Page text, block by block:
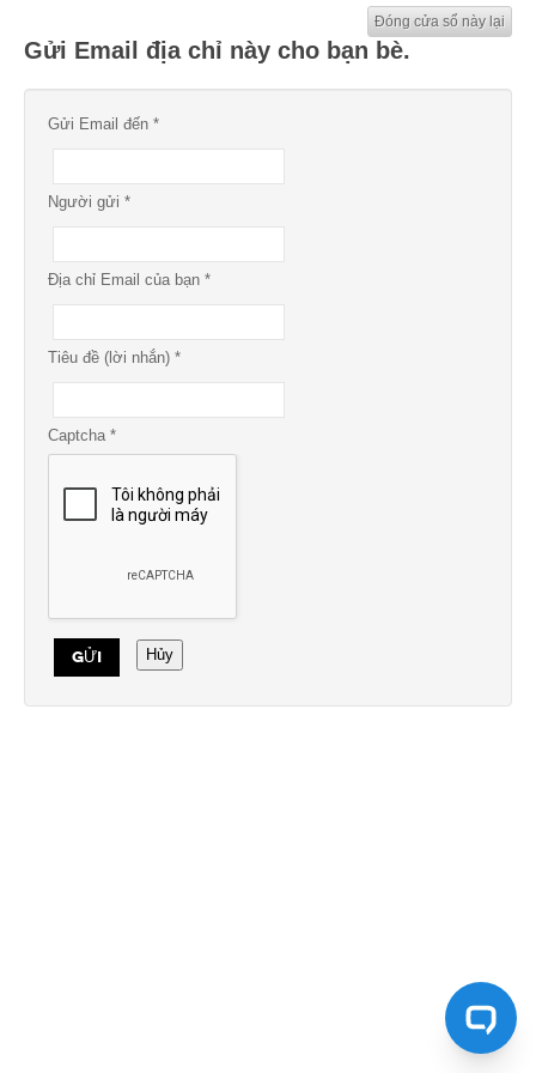
Gửi Email địa chỉ này cho bạn bè.
Đóng cửa sổ này lại
Gửi Email đến *
Người gửi *
Địa chỉ Email của bạn *
Tiêu đề (lời nhắn) *
Captcha*
GỬI Hủy